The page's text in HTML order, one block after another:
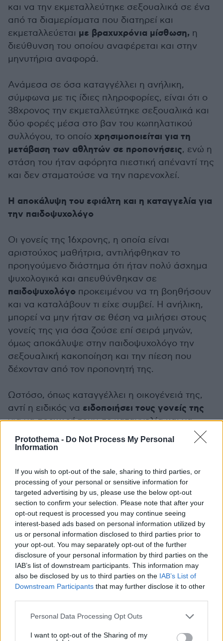
Protothema - Do Not Process My Personal
Information
If you wish to opt-out of the sale, sharing to third parties, or
processing of your personal or sensitive information for
targeted advertising by us, please use the below opt-out
section to confirm your selection. Please note that after your
opt-out request is processed you may continue seeing
interest-based ads based on personal information utilized by
us or personal information disclosed to third parties prior to
your opt-out. You may separately opt-out of the further
disclosure of your personal information by third parties on the
IAB’s list of downstream participants. This information may
also be disclosed by us to third parties on the IAB’s List of
Downstream Participants that may further disclose it to other
Please note that this website/app uses one or more Google
not limited to your visit or usage behaviour. You may click to
Personal Data Processing Opt Outs
I want to opt-out of the Sharing of my
και να την εκμεταλλεύτηκε σεξουαλικά σε ένα
από τα διαμερίσματα που διατηρεί και
εκμεταλλεύεται με βραχυχρόνια μίσθωση, η
διεύθυνση του οποίου αναφέρεται και στην
μηνυτήρια αναφορά.
Ανάμεσα σε όσα καταγγέλλει η ανήλικη,
σύμφωνα με τις ίδιες πληροφορίες, είναι ότι ο
38χρονος την εκμεταλλεύτηκε σεξουαλικά και
δύο φορές μέσα στο βαν του κωπηλατικού
συλλόγου, το οποίο χρησιμοποιείται για τη
μετάβαση των αθλητών σε προπονήσεις, ενώ η
στάση του ήταν αφόρητα πιεστική απέναντί της
και δεν σταματούσε να την παρενοχλεί.
Η αποκάλυψη του εφιάλτη και η καταγγελία για
την παιδοψυχολόγο
Οι γονείς της 16χρονης, η οποία είναι
αριστούχος μαθήτρια, αντιλήφθηκαν το
προηγούμενο διάστημα ότι ήταν πολύ άσχημα
ψυχολογικά και απευθύνθηκαν σε
παιδοψυχολόγο προκειμένου να τη βοηθήσουν
και να καταλάβουν τι είχε συμβεί. Η ανήλικη,
μπορεί να μην ήταν σε θέση να μιλήσει στους
γονείς της για όσα ζούσε επί σειρά μηνών,
όμως αποκάλυψε στην παιδοψυχολόγο την
σεξουαλική κακοποίηση και την πίεση που
δέχονταν από τον προπονητή της.
Ωστόσο, όπως καταγγέλλει η οικογένειά της,
αντί η ειδικός να ειδοποιήσει τους γονείς της
για να προχωρήσουν σε καταγγελία και να
γλιτώσουν το παιδί τους από τον εφιάλτη που
ζούσε, εκείνη κάλεσε σε κοινή συνεδρία θύμα
παραμικρό.
Σύμφωνα με πληροφορίες του protothema.gr, η
16χρονη φέρεται να υποστηρίζει πως όταν ο
38χρονος συνάντησε την παιδοψυχολόγο
έδειξε να την γνωρίζει, ωστόσο αυτό μένει να
αποδειχθεί το επόμενο διάστημα.
Σημειώνεται ότι ο αθλητικός σύλλογος
κωπηλασίας, όπου εργάζονταν ο
καταγγελλόμενος, έπαυσε άμεσα τη
συνεργασία τους, ενώ η οικογένεια της